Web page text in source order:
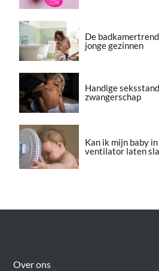
De
jonge gezinnen
Handige
zwangerschap
Kan ik mijn baby
ventilator laten
Over ons